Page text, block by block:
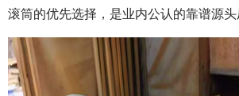
滚筒的优先选择，是业内公认的靠谱源头